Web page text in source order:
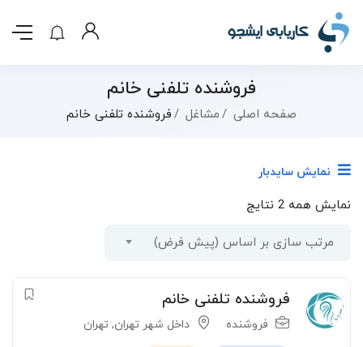
فروشنده تلفنی خانم
صفحه اصلی مشاغل فروشنده تلفنی خانم
نمایش سایدبار
نمایش همه 2 نتایج
مرتب سازی بر اساس (پیش فرض)
فروشنده تلفنی خانم
فروشنده داخل شهر تهران, تهران